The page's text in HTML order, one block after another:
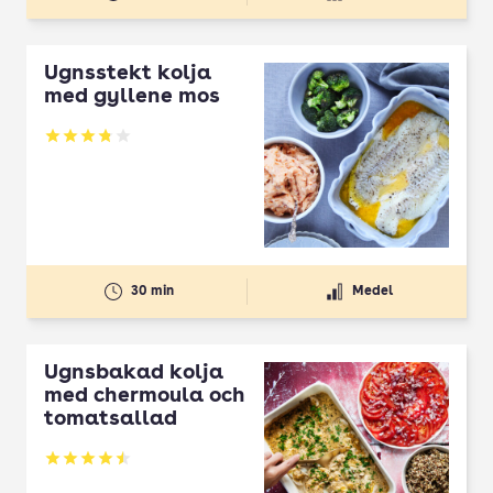
Ugnsstekt kolja
med gyllene mos
Betyg: 3.78 av 5
30 min Medel
Ugnsbakad kolja
med chermoula och
tomatsallad
Betyg: 4.5 av 5